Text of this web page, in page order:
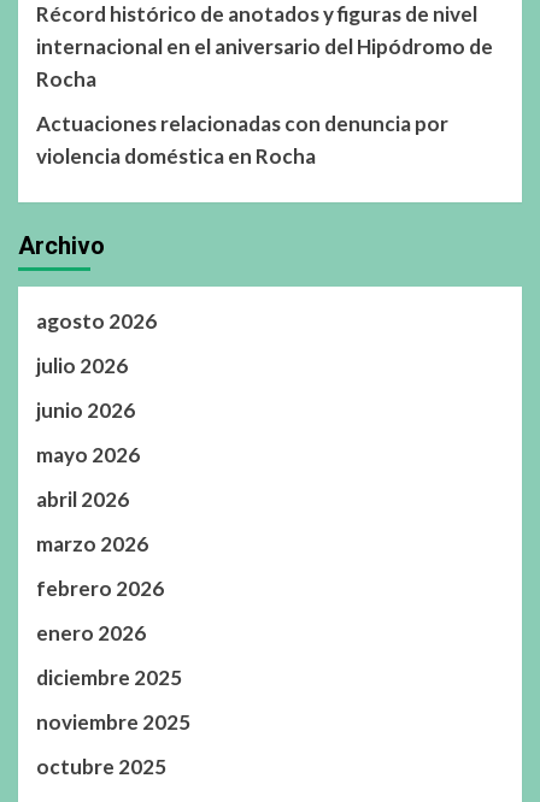
Récord histórico de anotados y figuras de nivel
internacional en el aniversario del Hipódromo de
Rocha
Actuaciones relacionadas con denuncia por
violencia doméstica en Rocha
Archivo
agosto 2026
julio 2026
junio 2026
mayo 2026
abril 2026
marzo 2026
febrero 2026
enero 2026
diciembre 2025
noviembre 2025
octubre 2025